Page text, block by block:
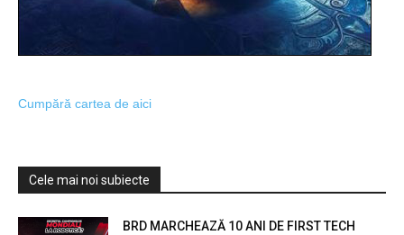
Cumpără cartea de aici
Cele mai noi subiecte
BRD MARCHEAZĂ 10 ANI DE FIRST TECH